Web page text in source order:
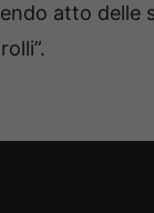
atto delle